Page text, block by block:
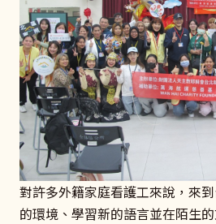
對許多外籍家庭看護工來說，來
的環境、學習新的語言並在陌生